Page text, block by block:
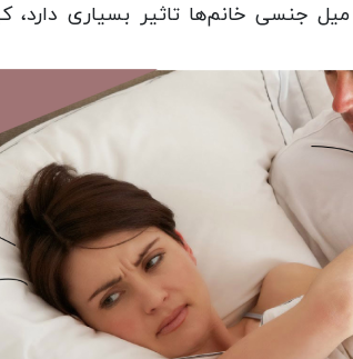
جنسی خانم‌ها تاثیر بسیاری